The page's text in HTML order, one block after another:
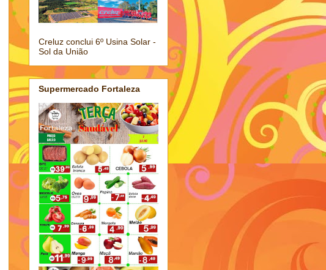
Creluz conclui 6º Usina Solar -
Sol da União
Supermercado Fortaleza